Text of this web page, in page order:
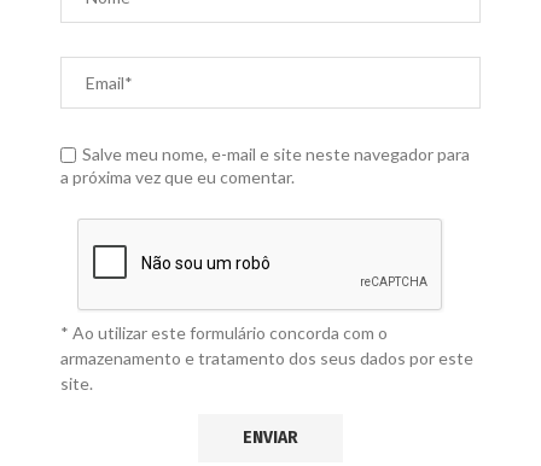
Salve meu nome, e-mail e site neste navegador para
a próxima vez que eu comentar.
* Ao utilizar este formulário concorda com o
armazenamento e tratamento dos seus dados por este
site.